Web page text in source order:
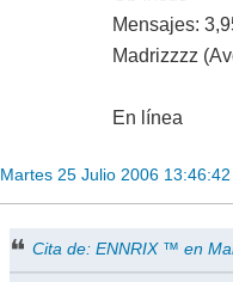
Mensajes:
Madrizzzz
En línea
Martes 25 Julio 2006 13:46:42
Cita de: ENNRIX ™ en